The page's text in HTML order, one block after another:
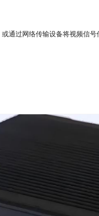
通过网络传输设备将视频信